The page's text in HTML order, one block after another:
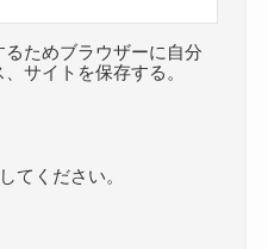
ためブラウザーに自分
サイトを保存する。
てください。